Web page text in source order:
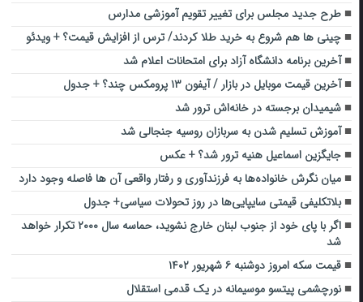
طرح جدید مجلس برای تغییر تقویم آموزشی مدارس
چینی ها هم شروع به خرید طلا کردند/ ترس از افزایش قیمت؟ + ویدئو
آخرین‌ برنامه دانشگاه آزاد برای امتحانات اعلام شد
آخرین قیمت موبایل در بازار / آیفون ۱۳ پرومکس چند؟ + جدول
شیمیدان برجسته در خانه‌اش ترور شد
آموزش تسلیم شدن به سربازان روسیه جنجالی شد
جایگزین اسماعیل هنیه ترور شد؟ + عکس
میان نگرش خانواده‌ها به فرزندآوری و رفتار واقعی آن ها فاصله وجود دارد
بلاتکلیفی قیمتی سایپایی‌ها در روز تحولات سیاسی+ جدول
اگر با پای خود از جنوب لبنان خارج نشوید، حماسه سال ۲۰۰۰ تکرار خواهد
شد
قیمت سکه امروز دوشنبه ۶ شهریور ۱۴۰۲
نورچشمی پیتسو موسیمانه در یک قدمی استقلال